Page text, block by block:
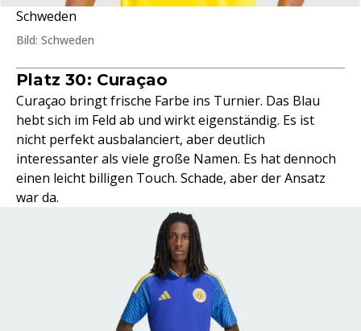
Schweden
Bild: Schweden
Platz 30: Curaçao
Curaçao bringt frische Farbe ins Turnier. Das Blau
hebt sich im Feld ab und wirkt eigenständig. Es ist
nicht perfekt ausbalanciert, aber deutlich
interessanter als viele große Namen. Es hat dennoch
einen leicht billigen Touch. Schade, aber der Ansatz
war da.